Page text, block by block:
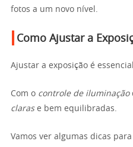
fotos a um novo nível.
Como Ajustar a
Ajustar a exposição é
Com o controle de iluminação
clarase bem equilibradas.
Vamos ver algumas dicas